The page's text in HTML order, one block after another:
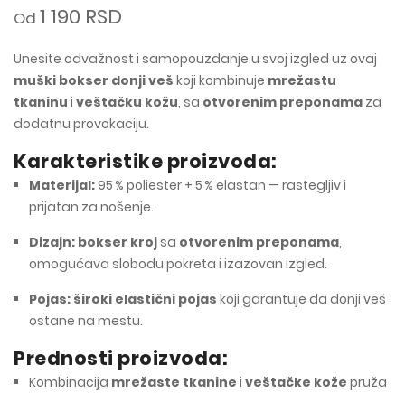
Od 1 190 RSD
Unesite odvažnost i samopouzdanje u svoj izgled uz ovaj
muški bokser donji veš koji kombinuje mrežastu
tkaninu i veštačku kožu, sa otvorenim preponama za
dodatnu provokaciju.
Karakteristike proizvoda:
Materijal:95 % poliester + 5 % elastan — rastegljiv i
prijatan za nošenje.
Dizajn: bokser krojsa otvorenim preponama,
omogućava slobodu pokreta i izazovan izgled.
Pojas: široki elastični pojas koji garantuje da donji veš
ostane na mestu.
Prednosti proizvoda:
Kombinacija mrežaste tkanine i veštačke kože pruža